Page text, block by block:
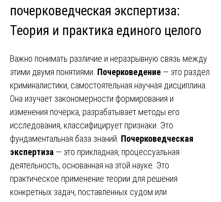
почерковедческая экспертиза:
Теория и практика единого целого
Важно понимать различие и неразрывную связь между
этими двумя понятиями. Почерковедение — это раздел
криминалистики, самостоятельная научная дисциплина.
Она изучает закономерности формирования и
изменения почерка, разрабатывает методы его
исследования, классифицирует признаки. Это
фундаментальная база знаний. Почерковедческая
экспертиза — это прикладная, процессуальная
деятельность, основанная на этой науке. Это
практическое применение теории для решения
конкретных задач, поставленных судом или